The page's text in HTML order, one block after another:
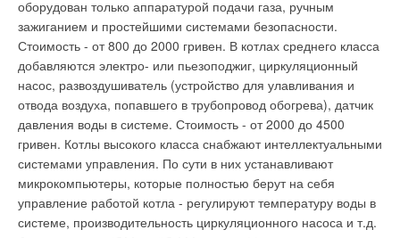
оборудован только аппаратурой подачи газа, ручным
зажиганием и простейшими системами безопасности.
Стоимость - от 800 до 2000 гривен. В котлах среднего класса
добавляются электро- или пьезоподжиг, циркуляционный
насос, развоздушиватель (устройство для улавливания и
отвода воздуха, попавшего в трубопровод обогрева), датчик
давления воды в системе. Стоимость - от 2000 до 4500
гривен. Котлы высокого класса снабжают интеллектуальными
системами управления. По сути в них устанавливают
микрокомпьютеры, которые полностью берут на себя
управление работой котла - регулируют температуру воды в
системе, производительность циркуляционного насоса и т.д.
Текст комментария
Ваше имя *
Текст комментария
Ваше имя *
Текст комментария